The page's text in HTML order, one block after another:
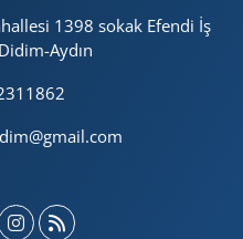
1398 sokak Efendi İş
Aydın